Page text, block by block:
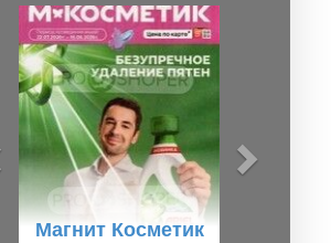
Магнит Косметик